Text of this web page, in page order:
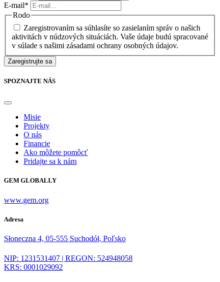
E-mail*
Rodo
Zaregistrovaním sa súhlasíte so zasielaním správ o našich
aktivitách v núdzových situáciách. Vaše údaje budú spracované
v súlade s našimi zásadami ochrany osobných údajov.
Zaregistrujte sa
SPOZNAJTE NÁS
Misie
Projekty
O nás
Financie
Ako môžete pomôcť
Pridajte sa k nám
GEM GLOBALLY
www.gem.org
Adresa
Słoneczna 4, 05-555 Suchodół, Poľsko
NIP: 1231531407 | REGON: 524948058
KRS: 0001029092